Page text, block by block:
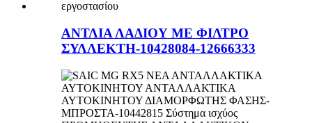
ΑΝΤΛΙΑ ΛΑΔΙΟΥ ΜΕ ΦΙΛΤΡΟ
ΣΥΛΛΕΚΤΗ-10428084-12666333